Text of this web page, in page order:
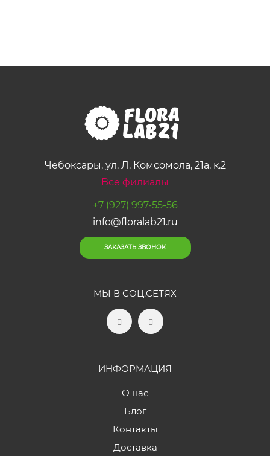
Чебоксары, ул. Л. Комсомола, 21а, к.2
Все филиалы
+7 (927) 997-55-56
info@floralab21.ru
ЗАКАЗАТЬ ЗВОНОК
МЫ В СОЦ.СЕТЯХ
ИНФОРМАЦИЯ
О нас
Блог
Контакты
Доставка